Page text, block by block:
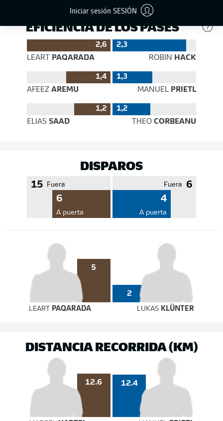
Iniciar sesión SESIÓN
EFICIENCIA DE LOS PASES
2,6
2,3
LEART PAQARADA ROBIN HACK
1,4
1,3
AFEEZ AREMU MANUELPRIETL
1,2
1,2
ELIAS SAAD THEOCORBEANU
DISPAROS
15 Fuera
6
A puerta
6
Fuera
4
A puerta
5
2
LEART PAQARADA LUKAS KLÜNTER
DISTANCIA RECORRIDA (KM)
12.6 12.4